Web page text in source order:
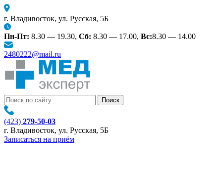
г. Владивосток, ул. Русская, 5Б
Пн-Пт: 8.30 — 19.30, Сб: 8.30 — 17.00, Вс:8.30 — 14.00
2480222@mail.ru
(423) 279-50-03
г. Владивосток, ул. Русская, 5Б
Записаться на приём